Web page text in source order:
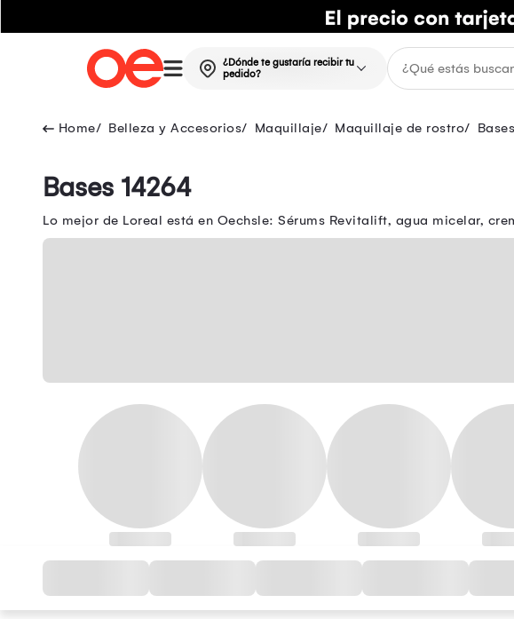
¿Dónde te gustaría recibir tu
pedido?
Belleza y Accesorios Maquillaje Maquillaje de rostro Bases
Bases 14264
Lo mejor de Loreal está en Oechsle: Sérums Revitalift, agua micelar,